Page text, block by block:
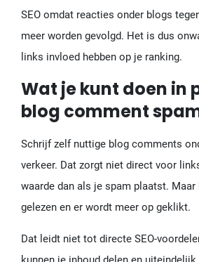
SEO omdat reacties onder blogs
meer worden gevolgd. Het is dus
links invloed hebben op je ranking.
Wat je kunt doen in
blog comment
Schrijf zelf nuttige blog comments
verkeer. Dat zorgt niet direct voor
waarde dan als je spam plaatst.
gelezen en er wordt meer op geklikt.
Dat leidt niet tot directe SEO-